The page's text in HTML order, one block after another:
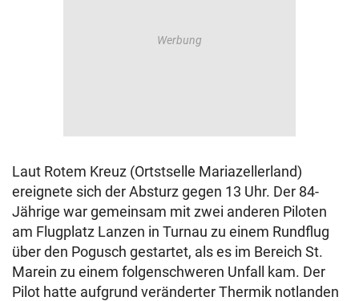
Laut Rotem Kreuz (Ortstselle Mariazellerland)
ereignete sich der Absturz gegen 13 Uhr. Der 84-
Jährige war gemeinsam mit zwei anderen Piloten
am Flugplatz Lanzen in Turnau zu einem Rundflug
über den Pogusch gestartet, als es im Bereich St.
Marein zu einem folgenschweren Unfall kam. Der
Pilot hatte aufgrund veränderter Thermik notlanden